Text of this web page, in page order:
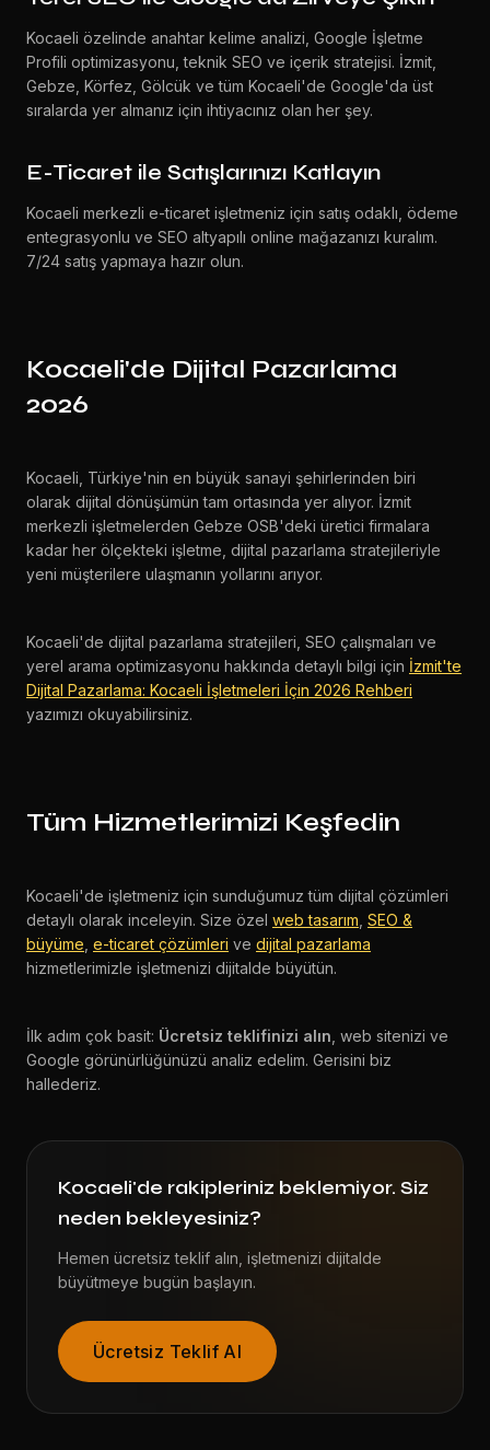
Kocaeli özelinde anahtar kelime analizi, Google İşletme
Profili optimizasyonu, teknik SEO ve içerik stratejisi. İzmit,
Gebze, Körfez, Gölcük ve tüm Kocaeli'de Google'da üst
sıralarda yer almanız için ihtiyacınız olan her şey.
E-Ticaret ile Satışlarınızı Katlayın
Kocaeli merkezli e-ticaret işletmeniz için satış odaklı, ödeme
entegrasyonlu ve SEO altyapılı online mağazanızı kuralım.
7/24 satış yapmaya hazır olun.
Kocaeli'de Dijital Pazarlama
2026
Kocaeli, Türkiye'nin en büyük sanayi şehirlerinden biri
olarak dijital dönüşümün tam ortasında yer alıyor. İzmit
merkezli işletmelerden Gebze OSB'deki üretici firmalara
kadar her ölçekteki işletme, dijital pazarlama stratejileriyle
yeni müşterilere ulaşmanın yollarını arıyor.
Kocaeli'de dijital pazarlama stratejileri, SEO çalışmaları ve
yerel arama optimizasyonu hakkında detaylı bilgi için İzmit'te
Dijital Pazarlama: Kocaeli İşletmeleri İçin 2026 Rehberi
yazımızı okuyabilirsiniz.
Tüm Hizmetlerimizi Keşfedin
Kocaeli'de işletmeniz için sunduğumuz tüm dijital çözümleri
detaylı olarak inceleyin. Size özel web tasarım SEO &
büyüme e-ticaret çözümleri ve dijital pazarlama
hizmetlerimizle işletmenizi dijitalde büyütün.
İlk adım çok basit: Ücretsiz teklifinizi alın , web sitenizi ve
Google görünürlüğünüzü analiz edelim. Gerisini biz
hallederiz.
Kocaeli'de rakipleriniz beklemiyor. Siz
neden bekleyesiniz?
Hemen ücretsiz teklif alın, işletmenizi dijitalde
büyütmeye bugün başlayın.
Ücretsiz Teklif Al